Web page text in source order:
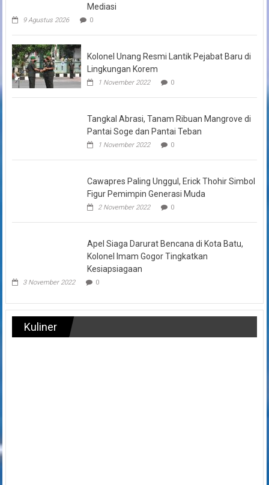
Mediasi
9 Agustus 2026 0
Kolonel Unang Resmi Lantik Pejabat Baru di
Lingkungan Korem
1 November 2022 0
Tangkal Abrasi, Tanam Ribuan Mangrove di
Pantai Soge dan Pantai Teban
1 November 2022 0
Cawapres Paling Unggul, Erick Thohir Simbol
Figur Pemimpin Generasi Muda
2 November 2022 0
Apel Siaga Darurat Bencana di Kota Batu,
Kolonel Imam Gogor Tingkatkan
Kesiapsiagaan
3 November 2022 0
Kuliner